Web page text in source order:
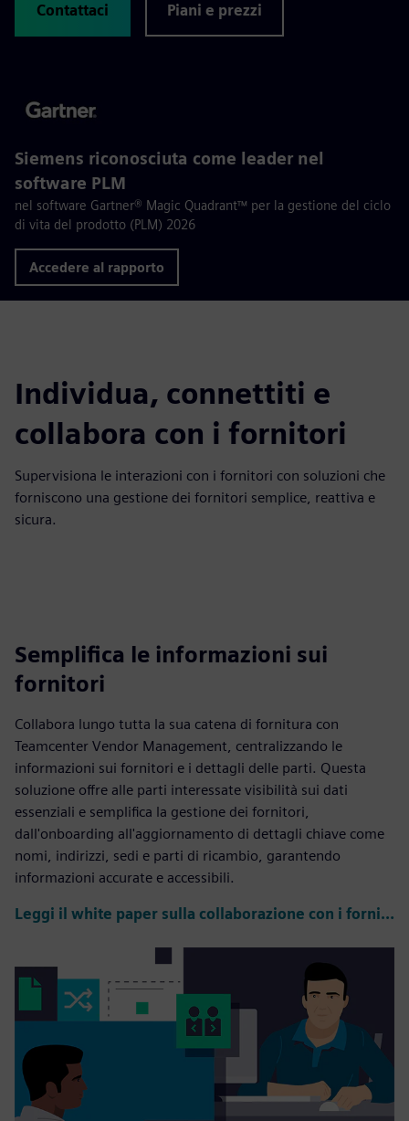
Contattaci Piani e prezzi
Siemens riconosciuta come leader nel
software PLM
nel software Gartner® Magic Quadrant™ per la gestione del ciclo
di vita del prodotto (PLM) 2026
Accedere al rapporto
Individua, connettiti e
collabora con i fornitori
Supervisiona le interazioni con i fornitori con soluzioni che
forniscono una gestione dei fornitori semplice, reattiva e
sicura.
Semplifica le informazioni sui
fornitori
Collabora lungo tutta la sua catena di fornitura con
Teamcenter Vendor Management, centralizzando le
informazioni sui fornitori e i dettagli delle parti. Questa
soluzione offre alle parti interessate visibilità sui dati
essenziali e semplifica la gestione dei fornitori,
dall'onboarding all'aggiornamento di dettagli chiave come
nomi, indirizzi, sedi e parti di ricambio, garantendo
informazioni accurate e accessibili.
Leggi il white paper sulla collaborazione con i fornitori